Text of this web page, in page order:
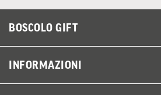
BOSCOLO GIFT
INFORMAZIONI